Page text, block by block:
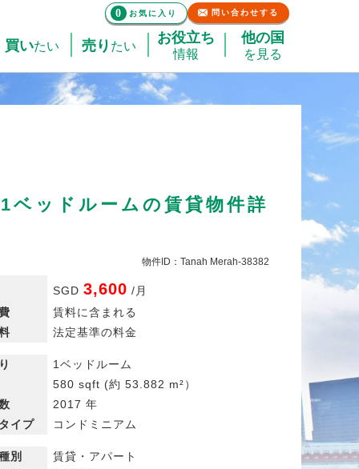
買いたい 売り たい お役立ち
情報
他の国
を見る
0 お気に入り 問い合わせする
ッドルームの賃貸物件詳
物件ID：Tanah Merah-38382
SGD 3,600 / 月
賃料に含まれる
法定基準の料金
1ベッドルーム
580 sqft (約 53.882 m²）
2017 年
イプ
コンドミニアム
別
賃貸・アパート